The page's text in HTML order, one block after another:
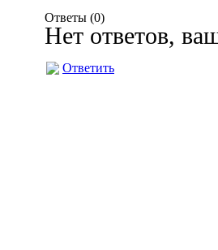
Ответы (0)
Нет ответов,
Ответить